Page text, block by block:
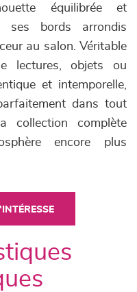
équilibrée et
ses bords arrondis
au salon. Véritable
lectures, objets ou
et intemporelle,
dans tout
collection complète
encore plus